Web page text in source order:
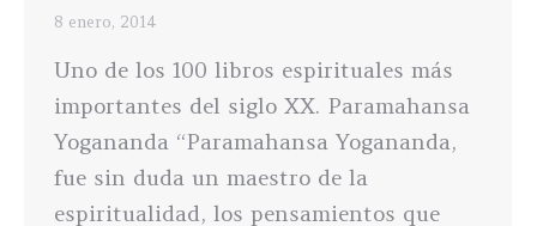
8 enero, 2014
Uno de los 100 libros espirituales más
importantes del siglo XX. Paramahansa
Yogananda “Paramahansa Yogananda,
fue sin duda un maestro de la
espiritualidad, los pensamientos que